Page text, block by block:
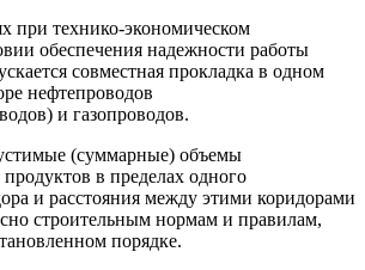
при технико-экономическом
обеспечения надежности работы
совместная прокладка в одном
нефтепроводов
и газопроводов.
(суммарные) объемы
в пределах одного
и расстояния между этими коридорами
строительным нормам и правилам,
порядке.